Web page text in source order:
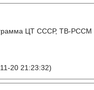
ЦТ СССР, ТВ-РССМ
20 21:23:32)